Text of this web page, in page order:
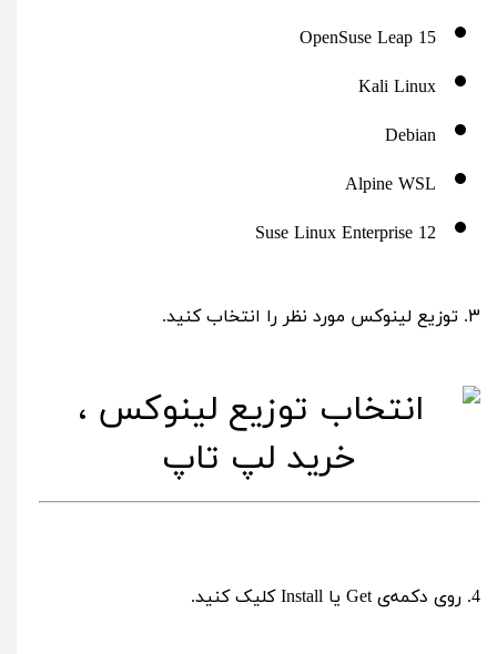
OpenSuse Leap 15
Kali Linux
Debian
Alpine WSL
Suse Linux Enterprise 12
۳. توزیع لینوکس مورد نظر را انتخاب کنید.
4. روی دکمه‌ی Get یا Install کلیک کنید.